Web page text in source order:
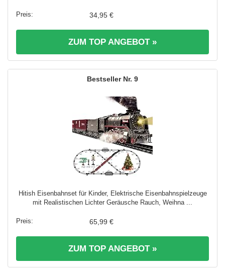
34,95 €
ZUM TOP ANGEBOT »
9
Hitish Eisenbahnset für Kinder, Elektrische Eisenbahnspielzeuge
mit Realistischen Lichter Geräusche Rauch, Weihna ...
65,99 €
ZUM TOP ANGEBOT »